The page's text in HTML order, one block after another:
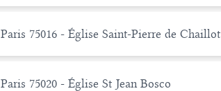
Paris 75016 - Église Saint-Pierre de Chaillot
Paris 75020 - Église St Jean Bosco